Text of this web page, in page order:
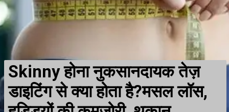
Skinny होना नुकसानदायक तेज़
डाइटिंग से क्या होता है?मसल लॉस,